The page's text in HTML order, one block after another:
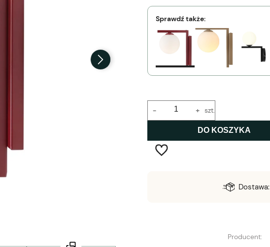
Sprawdź także:
+
- szt.
DO KOSZYKA
Dostawa:
Producent: